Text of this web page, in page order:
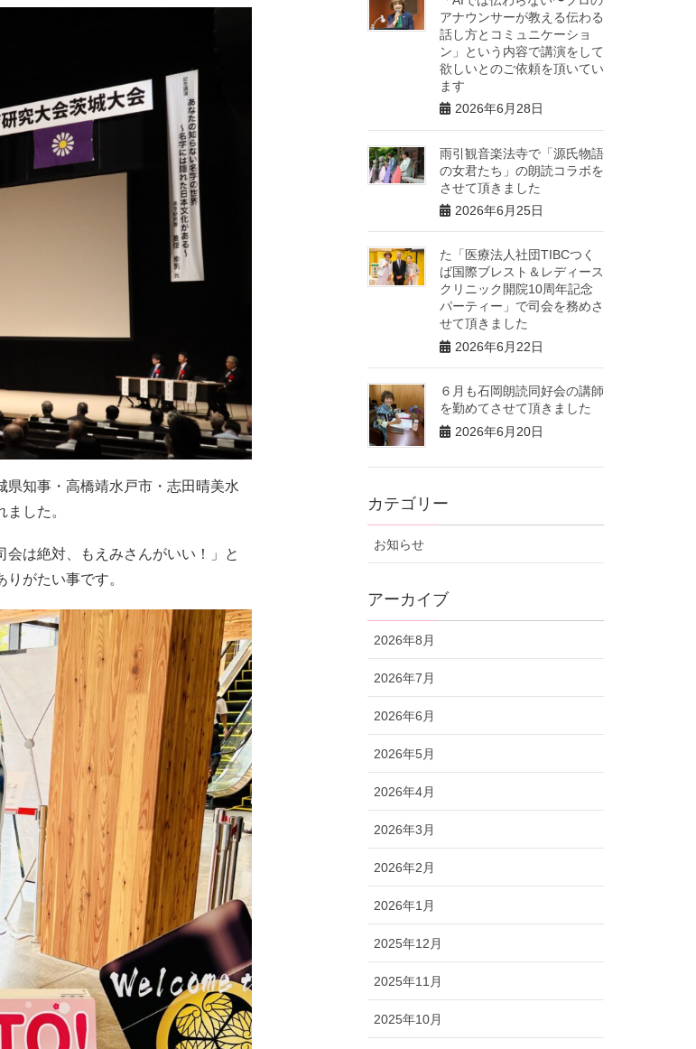
知事・高橋靖水戸市・志田晴美水
した。
は絶対、もえみさんがいい！」と
がたい事です。
アナウンサーが教える伝わる
話し方とコミュニケーショ
ン」という内容で講演をして
欲しいとのご依頼を頂いてい
ます
2026年6月28日
雨引観音楽法寺で「源氏物語
の女君たち」の朗読コラボを
させて頂きました
2026年6月25日
た「医療法人社団TIBCつく
ば国際ブレスト＆レディース
クリニック開院10周年記念
パーティー」で司会を務めさ
せて頂きました
2026年6月22日
６月も石岡朗読同好会の講師
を勤めてさせて頂きました
2026年6月20日
カテゴリー
お知らせ
アーカイブ
2026年8月
2026年7月
2026年6月
2026年5月
2026年4月
2026年3月
2026年2月
2026年1月
2025年12月
2025年11月
2025年10月